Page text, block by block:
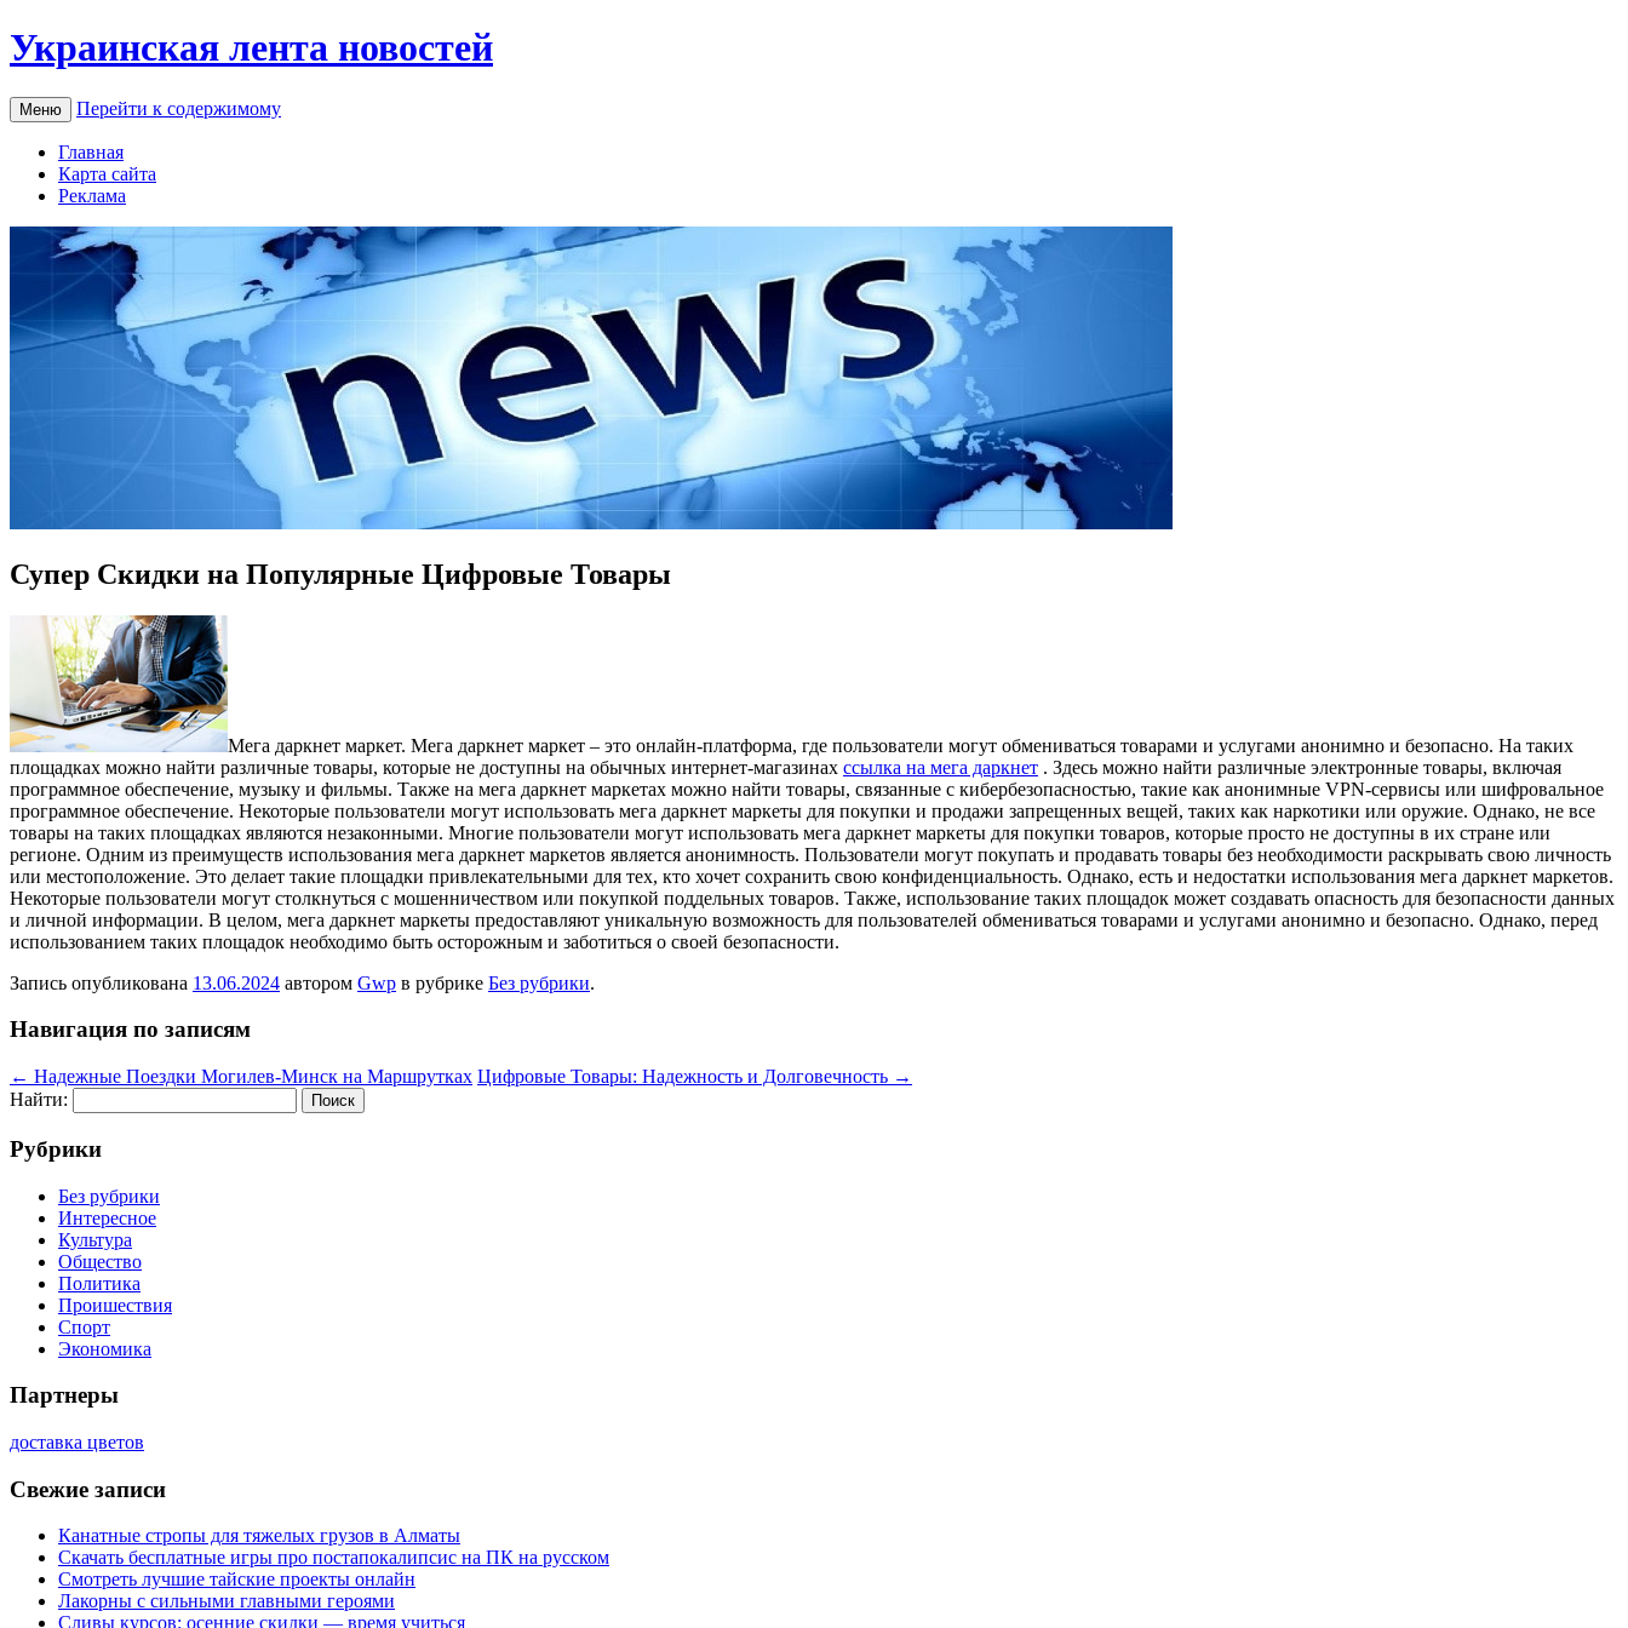
Украинская лента новостей
Меню Перейти к содержимому
Главная
Карта сайта
Реклама
Супер Скидки на Популярные Цифровые Товары
Мeгa дaркнeт маркет. Мега даркнет маркет – это онлайн-платформа, где пользователи могут обмениваться товарами и услугами анонимно и безопасно. На таких
площадках можно найти различные товары, которые не доступны на обычных интернет-магазинах ссылка на мега даркнет . Здесь можно найти различные электронные товары, включая
программное обеспечение, музыку и фильмы. Также на мега даркнет маркетах можно найти товары, связанные с кибербезопасностью, такие как анонимные VPN-сервисы или шифровальное
программное обеспечение. Некоторые пользователи могут использовать мега даркнет маркеты для покупки и продажи запрещенных вещей, таких как наркотики или оружие. Однако, не все
товары на таких площадках являются незаконными. Многие пользователи могут использовать мега даркнет маркеты для покупки товаров, которые просто не доступны в их стране или
регионе. Одним из преимуществ использования мега даркнет маркетов является анонимность. Пользователи могут покупать и продавать товары без необходимости раскрывать свою личность
или местоположение. Это делает такие площадки привлекательными для тех, кто хочет сохранить свою конфиденциальность. Однако, есть и недостатки использования мега даркнет маркетов.
Некоторые пользователи могут столкнуться с мошенничеством или покупкой поддельных товаров. Также, использование таких площадок может создавать опасность для безопасности данных
и личной информации. В целом, мега даркнет маркеты предоставляют уникальную возможность для пользователей обмениваться товарами и услугами анонимно и безопасно. Однако, перед
использованием таких площадок необходимо быть осторожным и заботиться о своей безопасности.
Запись опубликована 13.06.2024 автором Gwp в рубрике Без рубрики.
Навигация по записям
← Надежные Поездки Могилев-Минск на Маршрутках Цифровые Товары: Надежность и Долговечность →
Найти:
Рубрики
Без рубрики
Интересное
Культура
Общество
Политика
Проишествия
Спорт
Экономика
Партнеры
доставка цветов
Свежие записи
Канатные стропы для тяжелых грузов в Алматы
Скачать бесплатные игры про постапокалипсис на ПК на русском
Смотреть лучшие тайские проекты онлайн
Лакорны с сильными главными героями
Сливы курсов: осенние скидки — время учиться